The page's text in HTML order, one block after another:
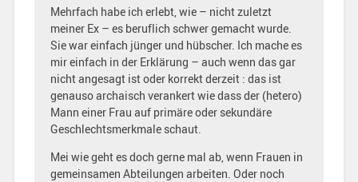
Mehrfach habe ich erlebt, wie – nicht zuletzt
meiner Ex – es beruflich schwer gemacht wurde.
Sie war einfach jünger und hübscher. Ich mache es
mir einfach in der Erklärung – auch wenn das gar
nicht angesagt ist oder korrekt derzeit : das ist
genauso archaisch verankert wie dass der (hetero)
Mann einer Frau auf primäre oder sekundäre
Geschlechtsmerkmale schaut.
Mei wie geht es doch gerne mal ab, wenn Frauen in
gemeinsamen Abteilungen arbeiten. Oder noch